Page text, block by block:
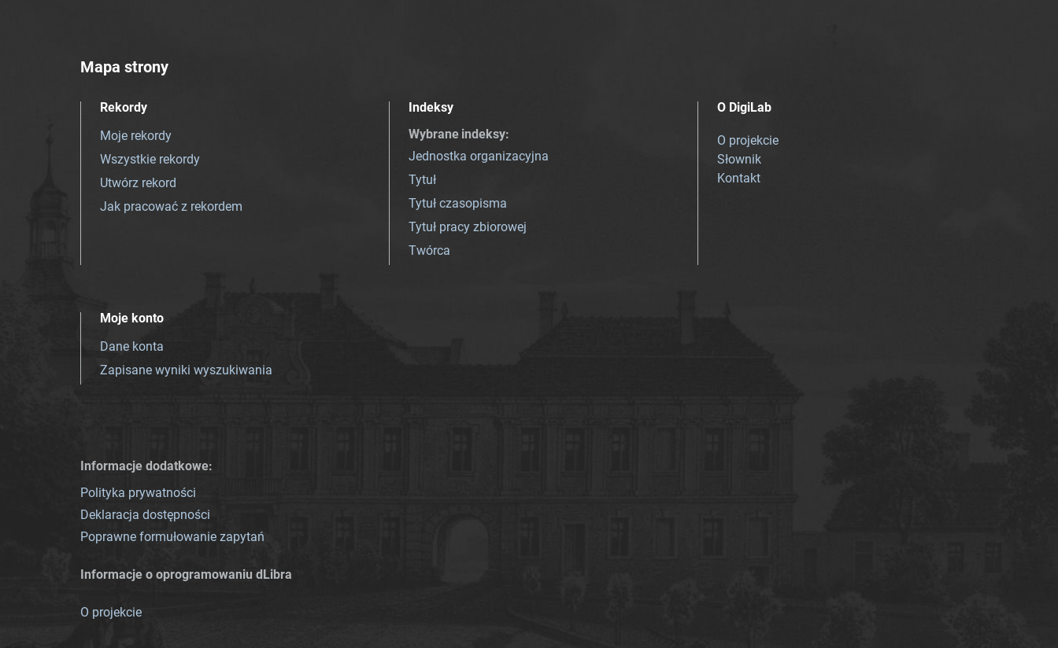
Mapa strony
Rekordy
Moje rekordy
Wszystkie rekordy
Utwórz rekord
Jak pracować z rekordem
Indeksy
Wybrane indeksy:
Jednostka organizacyjna
Tytuł
Tytuł czasopisma
Tytuł pracy zbiorowej
Twórca
O DigiLab
O projekcie
Słownik
Kontakt
Moje konto
Dane konta
Zapisane wyniki wyszukiwania
Informacje dodatkowe:
Polityka prywatności
Deklaracja dostępności
Poprawne formułowanie zapytań
Informacje o oprogramowaniu dLibra
O projekcie